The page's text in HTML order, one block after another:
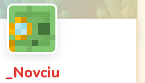
_Novciu